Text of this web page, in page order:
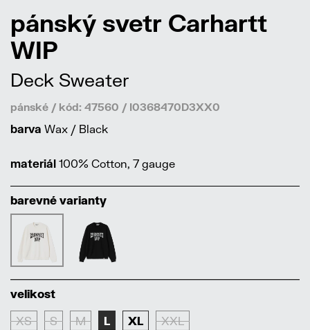
pánský svetr Carhartt
WIP
Deck Sweater
pánské / kód: 47560 / I0368470D3XX0
barva Wax / Black
materiál 100% Cotton, 7 gauge
barevné varianty
velikost
XS S M L XL XXL